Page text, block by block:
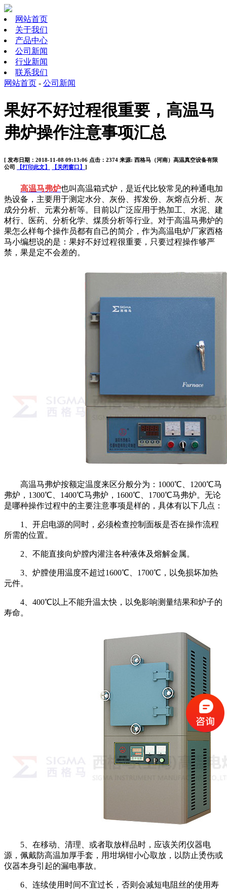
网站首页
关于我们
产品中心
公司新闻
行业新闻
联系我们
网站首页 - 公司新闻
果好不好过程很重要，高温马
弗炉操作注意事项汇总
[ 发布日期：2018-11-08 09:13:06 点击：2374 来源: 西格马（河南）高温真空设备有限
公司
【打印此文】 【关闭窗口】 ]
高温马弗炉也叫高温箱式炉，是近代比较常见的种通电加
热设备，主要用于测定水分、灰份、挥发份、灰熔点分析、灰
成分分析、元素分析等。目前以广泛应用于热加工、水泥、建
材行、医药、分析化学、煤质分析等行业。对于高温马弗炉的
果怎么样每个操作员都有自己的简介，作为高温电炉厂家西格
马小编想说的是：果好不好过程很重要，只要过程操作够严
禁，果是定不会差的。
高温马弗炉按额定温度来区分般分为： 1000℃、 1200℃马
弗炉， 1300℃、 1400℃马弗炉， 1600℃、 1700℃马弗炉。无论
是哪种操作过程中的主要注意事项是样的，具体有以下几点：
1
、开启电源的同时，必须检查控制面板是否在操作流程
所需的位置。
2 、不能直接向炉膛内灌注各种液体及熔解金属。
3 、炉膛使用温度不超过1600℃、 1700℃，以免损坏加热
元件。
4 400℃以上不能升温太快，以免影响测量结果和炉子的
寿命。
5 、在移动、清理、或者取放样品时，应该关闭仪器电
源，佩戴防高温加厚手套，用坩埚钳小心取放，以防止烫伤或
仪器本身引起的漏电事故。
6 、连续使用时间不宜过长，否则会减短电阻丝的使用寿